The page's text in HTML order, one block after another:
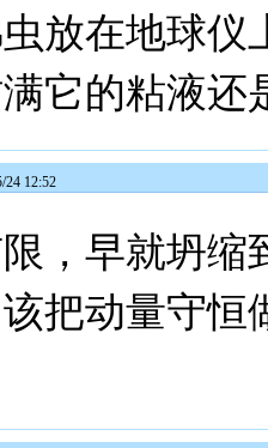
放在地球仪
它的粘液还
24 12:52
，早就坍缩
把动量守恒